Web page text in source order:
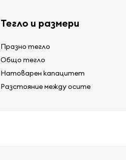
дисплей за външна температура
чистачка на задното стъкло
Тегло и размери
Празно тегло
Общо тегло
Натоварен капацитет
Разстояние между осите